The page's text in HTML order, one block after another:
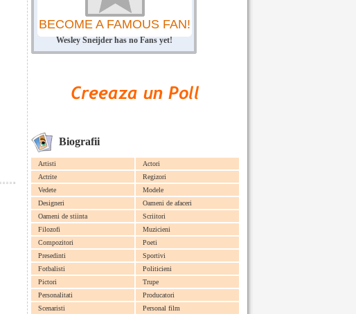
BECOME A FAMOUS FAN!
Wesley Sneijder has no Fans yet!
Biografii
Artisti
Actori
Actrite
Regizori
Vedete
Modele
Designeri
Oameni de afaceri
Oameni de stiinta
Scriitori
Filozofi
Muzicieni
Compozitori
Poeti
Presedinti
Sportivi
Fotbalisti
Politicieni
Pictori
Trupe
Personalitati
Producatori
Scenaristi
Personal film